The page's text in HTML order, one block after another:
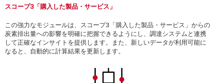
スコープ3「購入した製品・サービス」
この強力なモジュールは、スコープ3「購入した製品・サービス」からの
炭素排出量への影響を明確に把握できるようにし、調達システムと連携
して正確なインサイトを提供します。また、新しいデータが利用可能に
なると、自動的に計算結果を更新します。